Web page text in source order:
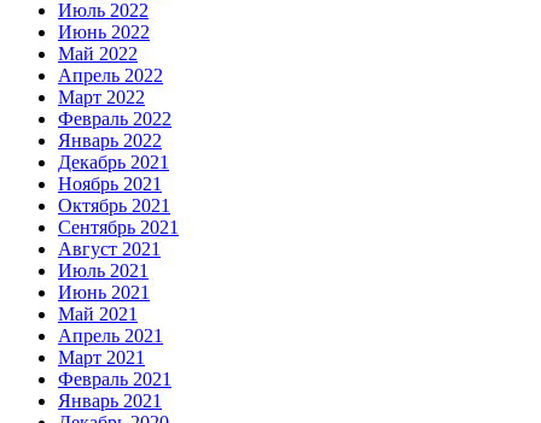
Июль 2022
Июнь 2022
Май 2022
Апрель 2022
Март 2022
Февраль 2022
Январь 2022
Декабрь 2021
Ноябрь 2021
Октябрь 2021
Сентябрь 2021
Август 2021
Июль 2021
Июнь 2021
Май 2021
Апрель 2021
Март 2021
Февраль 2021
Январь 2021